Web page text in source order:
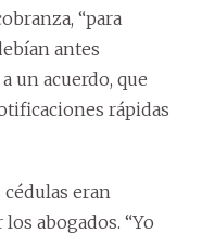
“para
antes
un acuerdo, que
rápidas
eran
abogados. “Yo